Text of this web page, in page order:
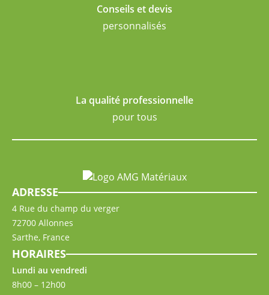
Conseils et devis
personnalisés
La qualité professionnelle
pour tous
ADRESSE
4 Rue du champ du verger
72700 Allonnes
Sarthe, France
HORAIRES
Lundi au vendredi
8h00 – 12h00